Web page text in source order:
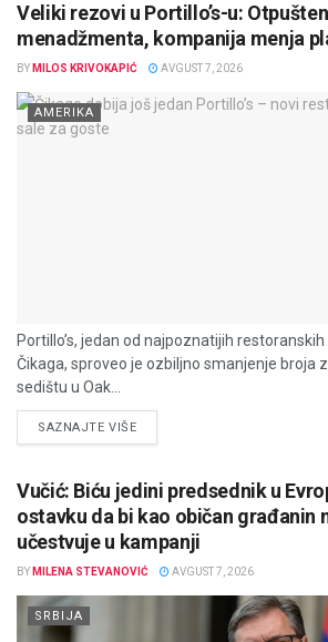
Veliki rezovi u Portillo’s-u:
menadžmenta, kompanija menja
BY MILOS KRIVOKAPIĆ AVGUST 7, 2026
AMERIKA
Portillo’s, jedan od najpoznatijih
Čikaga, sproveo je ozbiljno smanjenje broja
sedištu u Oak...
SAZNAJTE VIŠEDETAILS
Vučić: Biću jedini predsednik u
ostavku da bi kao običan građanin
učestvuje u kampanji
BY MILENA STEVANOVIĆ AVGUST 7, 2026
SRBIJA